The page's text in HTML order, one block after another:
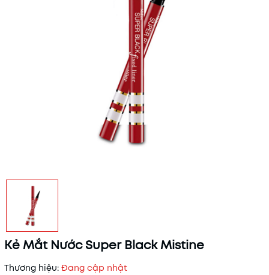
Kẻ Mắt Nước Super Black Mistine
Thương hiệu: Đang cập nhật